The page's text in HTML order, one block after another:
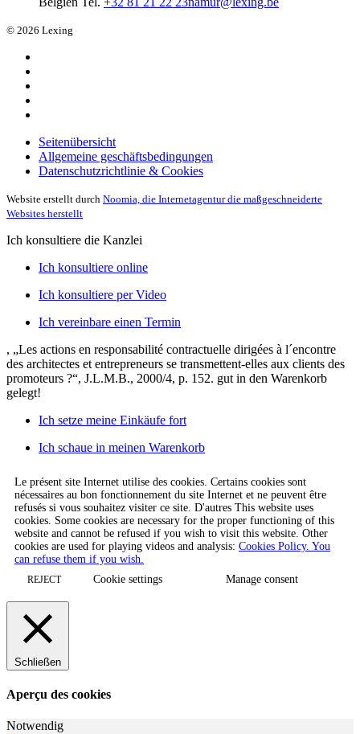
© 2026 Lexing
Seitenübersicht
Allgemeine geschäftsbedingungen
Datenschutzrichtlinie & Cookies
Website erstellt durch Noomia, die Internetagentur die maßgeschneiderte
Websites herstellt
Ich konsultiere die Kanzlei
Ich konsultiere online
Ich konsultiere per Video
Ich vereinbare einen Termin
, „Les actions en responsabilité contractuelle dirigées à l´encontre
des architectes et entrepreneurs se transmettent-elles aux clients des
promoteurs ?“, J.L.M.B., 2000/4, p. 152. gut in den Warenkorb
gelegt!
Ich setze meine Einkäufe fort
Ich schaue in meinen Warenkorb
Le présent site Internet utilise des cookies. Certains cookies sont
nécessaires au bon fonctionnement du site Internet et ne peuvent être
refusés si vous souhaitez visiter ce site. D'autres This website uses
cookies. Some cookies are necessary for the proper functioning of this
website and cannot be refused if you wish to visit this website. Other
cookies are used for playing videos and analysis: Cookies Policy. You
can refuse them if you wish.
REJECT Cookie settings Manage consent
Schließen
Aperçu des cookies
Notwendig